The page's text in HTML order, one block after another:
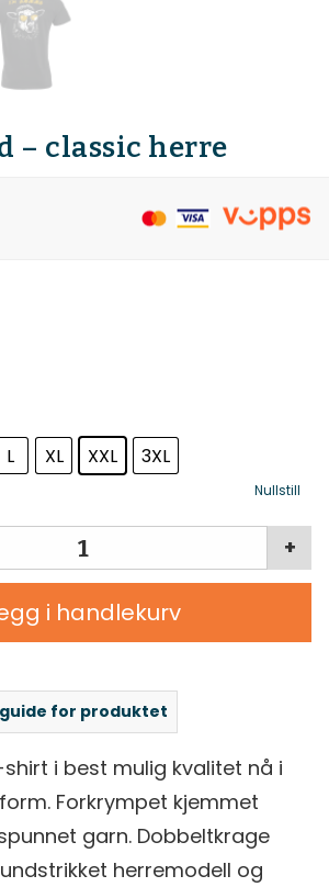
– classic herre
L XL XXL 3XL
Nullstill
+
i handlekurv
for produktet
i best mulig kvalitet nå i
Forkrympet kjemmet
garn. Dobbeltkrage
herremodell og